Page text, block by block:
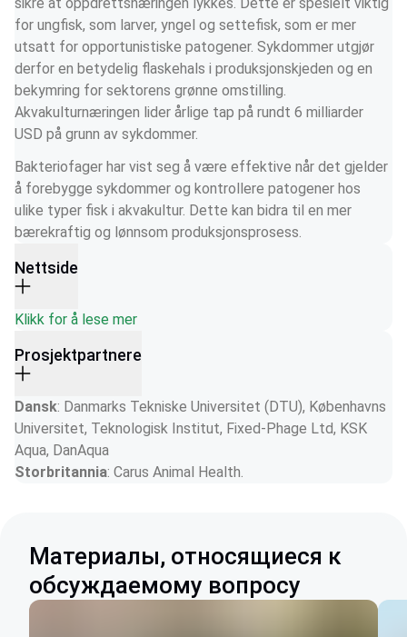
for ungfisk, som larver, yngel og settefisk, som er mer
utsatt for opportunistiske patogener. Sykdommer utgjør
derfor en betydelig flaskehals i produksjonskjeden og en
bekymring for sektorens grønne omstilling.
Akvakulturnæringen lider årlige tap på rundt 6 milliarder
USD på grunn av sykdommer.
Bakteriofager har vist seg å være effektive når det gjelder
å forebygge sykdommer og kontrollere patogener hos
ulike typer fisk i akvakultur. Dette kan bidra til en mer
bærekraftig og lønnsom produksjonsprosess.
Nettside
Klikk for å lese mer
Prosjektpartnere
Dansk: Danmarks Tekniske Universitet (DTU), Københavns
Universitet, Teknologisk Institut, Fixed-Phage Ltd, KSK
Aqua, DanAqua
Storbritannia: Carus Animal Health.
Материалы, относящиеся к
обсуждаемому вопросу